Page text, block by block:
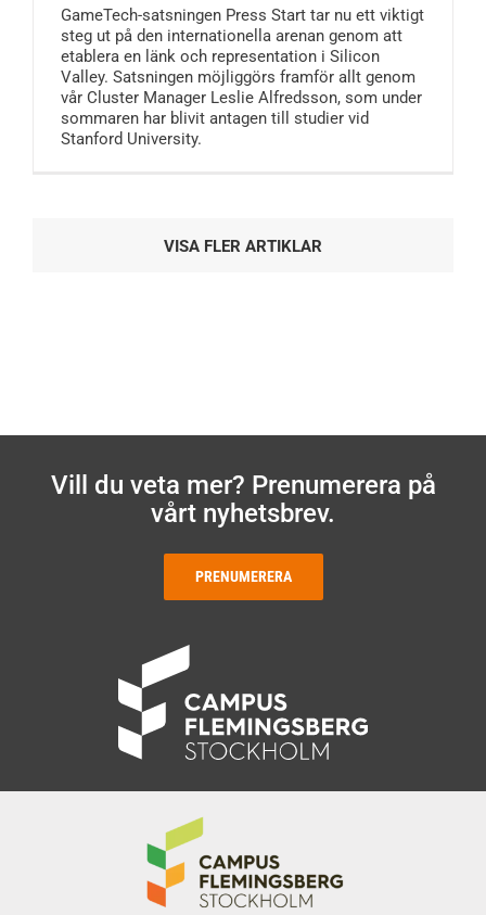
GameTech-satsningen Press Start tar nu ett viktigt
steg ut på den internationella arenan genom att
etablera en länk och representation i Silicon
Valley. Satsningen möjliggörs framför allt genom
vår Cluster Manager Leslie Alfredsson, som under
sommaren har blivit antagen till studier vid
Stanford University.
VISA FLER ARTIKLAR
Vill du veta mer? Prenumerera på
vårt nyhetsbrev.
PRENUMERERA